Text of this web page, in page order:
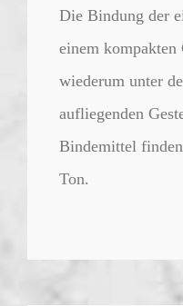
Die Bindung der
einem kompakten
wiederum unter
aufliegenden
Bindemittel
Ton.